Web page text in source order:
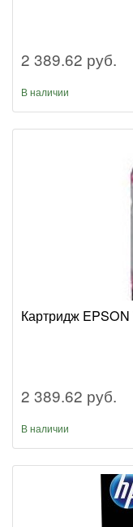
2 389.62 руб.
В наличии
Картридж
2 389.62 руб.
В наличии